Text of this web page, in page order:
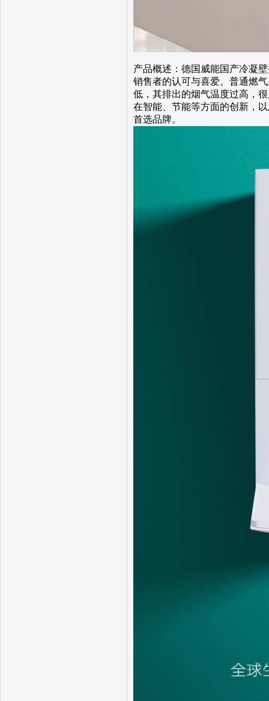
产品概述：德国威能国产冷凝
销售者的认可与喜爱。普通燃
低，其排出的烟气温度过高，
在智能、节能等方面的创新，
首选品牌。